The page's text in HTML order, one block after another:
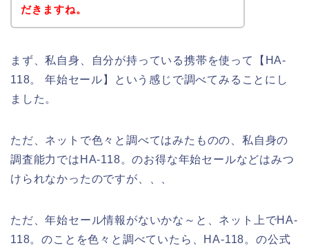
だきますね。
まず、私自身、自分が持っている携帯を使って【HA-
118。 年始セール】という感じで調べてみることにし
ました。
ただ、ネットで色々と調べてはみたものの、私自身の
調査能力ではHA-118。のお得な年始セールなどはみつ
けられなかったのですが、、、
ただ、年始セール情報がないかな～と、ネット上でHA-
118。のことを色々と調べていたら、HA-118。の公式